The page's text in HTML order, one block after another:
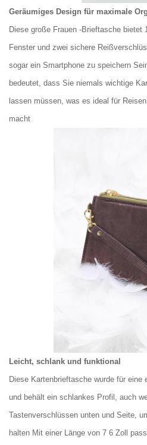
Geräumiges Design für maximale
Diese große Frauen -Brieftasche
Fenster und zwei sichere
sogar ein Smartphone zu speichern
bedeutet, dass Sie niemals wichtige
lassen müssen, was es ideal für
macht
Leicht, schlank und funktional
Diese Kartenbrieftasche wurde für eine
und behält ein schlankes Profil, auch
Tastenverschlüssen unten und Seite,
halten Mit einer Länge von 7 6 Zoll